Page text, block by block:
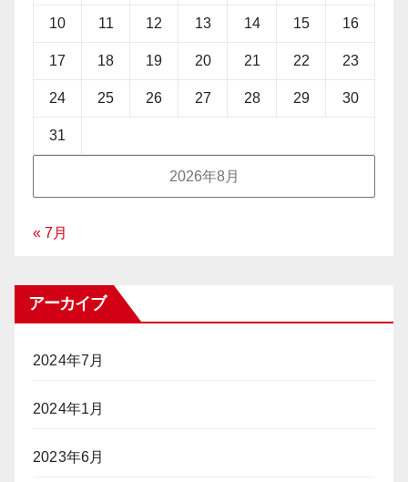
2026年8月
10 11 12 13 14 15 16
17 18 19 20 21 22 23
24 25 26 27 28 29 30
31
« 7月
アーカイブ
2024年7月
2024年1月
2023年6月